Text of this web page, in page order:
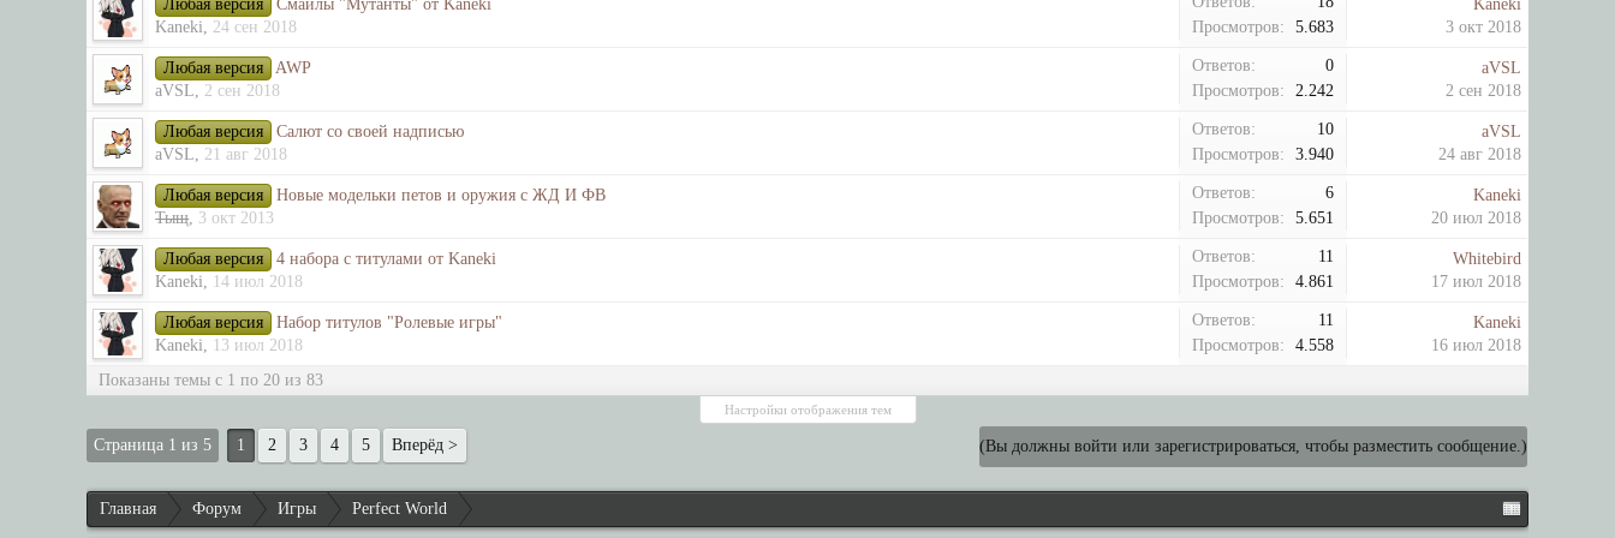
Любая версия
Смайлы "Мутанты" от Kaneki
Kaneki, 24 сен 2018
Просмотров:
5.683
Kaneki
3 окт 2018
Любая версия
AWP
aVSL, 2 сен 2018
Ответов:
0
Просмотров:
2.242
aVSL
2 сен 2018
Любая версия
Салют со своей надписью
aVSL, 21 авг 2018
Ответов:
10
Просмотров:
3.940
aVSL
24 авг 2018
Любая версия
Новые модельки петов и оружия с ЖД И ФВ
Тыщ, 3 окт 2013
Ответов:
6
Просмотров:
5.651
Kaneki
20 июл 2018
Любая версия
4 набора с титулами от Kaneki
Kaneki, 14 июл 2018
Ответов:
11
Просмотров:
4.861
Whitebird
17 июл 2018
Любая версия
Набор титулов "Ролевые игры"
Kaneki, 13 июл 2018
Ответов:
11
Просмотров:
4.558
Kaneki
16 июл 2018
Показаны темы с 1 по 20 из 83
Настройки отображения тем
(Вы должны войти или зарегистрироваться, чтобы разместить сообщение.)
Страница 1 из 5 1 2 3 4 5 Вперёд >
Главная Форум Игры Perfect World